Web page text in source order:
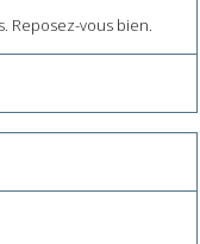
Reposez-vous bien.